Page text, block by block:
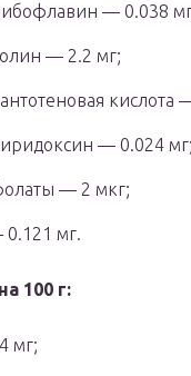
— 0.038
— 2.2 мг;
кислота
— 0.024 мг;
— 2 мкг;
мг.
100 г:
мг;